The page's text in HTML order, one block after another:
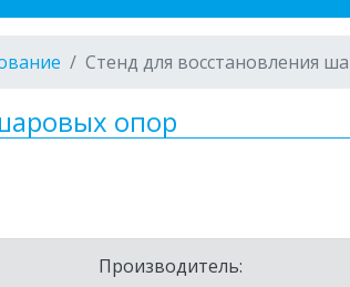
Стенд для восстановления
опор
Производитель: